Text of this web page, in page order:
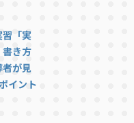
「実
き方
者が見
イント